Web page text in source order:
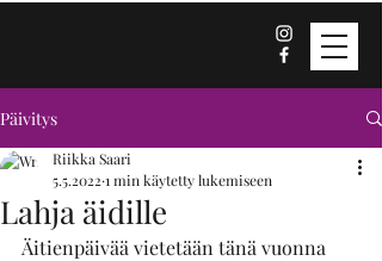
Päivitys
Lahja äidille
Riikka Saari
5.5.2022 1 min käytetty lukemiseen
Äitienpäivää vietetään tänä vuonna